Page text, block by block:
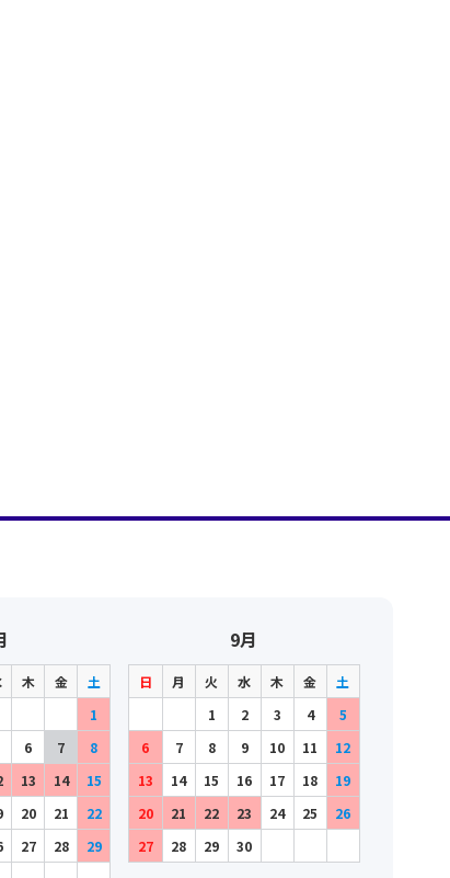
木 金
土
1
6 7
8
13 14
15
20 21
22
27 28
29
9月
日 月 火 水 木 金
土
1
2 3 4
5
6
7 8 9 10 11
12
13
14 15 16 17 18
19
20
21 22 23 24 25
26
27
28 29 30